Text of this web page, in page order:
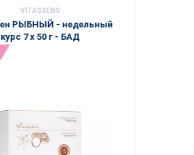
VITASSENS
РЫБНЫЙ - недельный
курс 7 х 50 г - БАД